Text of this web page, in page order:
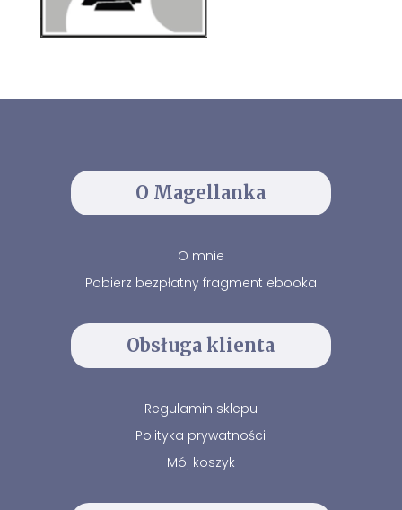
O Magellanka
O mnie
Pobierz bezpłatny fragment ebooka
Obsługa klienta
Regulamin sklepu
Polityka prywatności
Mój koszyk